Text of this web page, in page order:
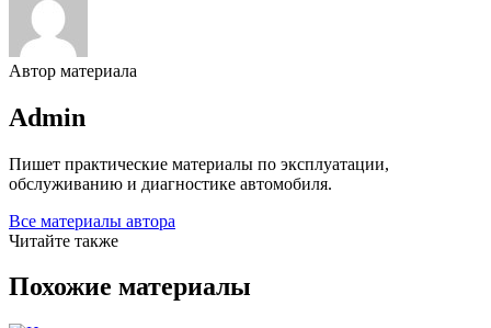
Автор материала
Admin
Пишет практические материалы по эксплуатации,
обслуживанию и диагностике автомобиля.
Все материалы автора
Читайте также
Похожие материалы